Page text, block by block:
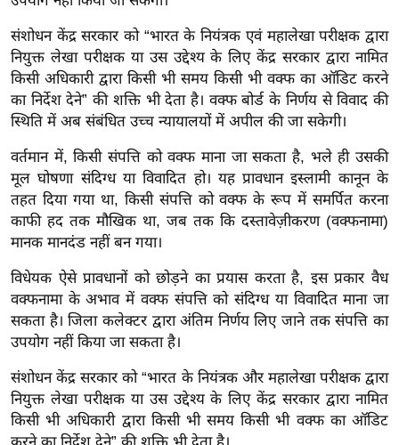
i
n
g
N
e
w
s
ला
इ
फ
स्टा
इ
ल
टे
क्नॉ
लॉ
जी
ब्यू
टी
संशोधन केंद्र सरकार को “भारत के नियंत्रक एवं महालेखा परीक्षक द्वारा
नियुक्त लेखा परीक्षक या उस उद्देश्य के लिए केंद्र सरकार द्वारा नामित
किसी अधिकारी द्वारा किसी भी समय किसी भी वक्फ का ऑडिट करने
का निर्देश देने” की शक्ति भी देता है। वक्फ बोर्ड के निर्णय से विवाद की
स्थिति में अब संबंधित उच्च न्यायालयों में अपील की जा सकेगी।
वर्तमान में, किसी संपत्ति को वक्फ माना जा सकता है, भले ही उसकी
मूल घोषणा संदिग्ध या विवादित हो। यह प्रावधान इस्लामी कानून के
तहत दिया गया था, किसी संपत्ति को वक्फ के रूप में समर्पित करना
काफी हद तक मौखिक था, जब तक कि दस्तावेज़ीकरण (वक्फनामा)
मानक मानदंड नहीं बन गया।
विधेयक ऐसे प्रावधानों को छोड़ने का प्रयास करता है, इस प्रकार वैध
वक्फनामा के अभाव में वक्फ संपत्ति को संदिग्ध या विवादित माना जा
सकता है। जिला कलेक्टर द्वारा अंतिम निर्णय लिए जाने तक संपत्ति का
उपयोग नहीं किया जा सकता है।
संशोधन केंद्र सरकार को “भारत के नियंत्रक और महालेखा परीक्षक द्वारा
नियुक्त लेखा परीक्षक या उस उद्देश्य के लिए केंद्र सरकार द्वारा नामित
किसी भी अधिकारी द्वारा किसी भी समय किसी भी वक्फ का ऑडिट